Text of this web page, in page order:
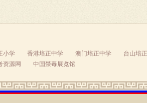
小学 香港培正中学 澳门培正中学
台山培
资源网 中国禁毒展览馆